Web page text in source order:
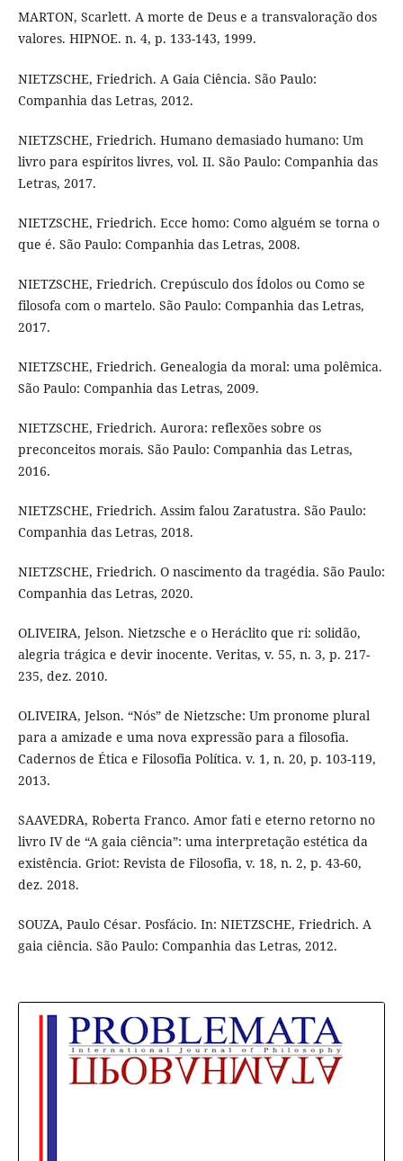
MARTON, Scarlett. A morte de Deus e a transvaloração dos
valores. HIPNOE. n. 4, p. 133-143, 1999.
NIETZSCHE, Friedrich. A Gaia Ciência. São Paulo:
Companhia das Letras, 2012.
NIETZSCHE, Friedrich. Humano demasiado humano: Um
livro para espíritos livres, vol. II. São Paulo: Companhia das
Letras, 2017.
NIETZSCHE, Friedrich. Ecce homo: Como alguém se torna o
que é. São Paulo: Companhia das Letras, 2008.
NIETZSCHE, Friedrich. Crepúsculo dos Ídolos ou Como se
filosofa com o martelo. São Paulo: Companhia das Letras,
2017.
NIETZSCHE, Friedrich. Genealogia da moral: uma polêmica.
São Paulo: Companhia das Letras, 2009.
NIETZSCHE, Friedrich. Aurora: reflexões sobre os
preconceitos morais. São Paulo: Companhia das Letras,
2016.
NIETZSCHE, Friedrich. Assim falou Zaratustra. São Paulo:
Companhia das Letras, 2018.
NIETZSCHE, Friedrich. O nascimento da tragédia. São Paulo:
Companhia das Letras, 2020.
OLIVEIRA, Jelson. Nietzsche e o Heráclito que ri: solidão,
alegria trágica e devir inocente. Veritas, v. 55, n. 3, p. 217-
235, dez. 2010.
OLIVEIRA, Jelson. “Nós” de Nietzsche: Um pronome plural
para a amizade e uma nova expressão para a filosofia.
Cadernos de Ética e Filosofia Política. v. 1, n. 20, p. 103-119,
2013.
SAAVEDRA, Roberta Franco. Amor fati e eterno retorno no
livro IV de “A gaia ciência”: uma interpretação estética da
existência. Griot: Revista de Filosofia, v. 18, n. 2, p. 43-60,
dez. 2018.
SOUZA, Paulo César. Posfácio. In: NIETZSCHE, Friedrich. A
gaia ciência. São Paulo: Companhia das Letras, 2012.